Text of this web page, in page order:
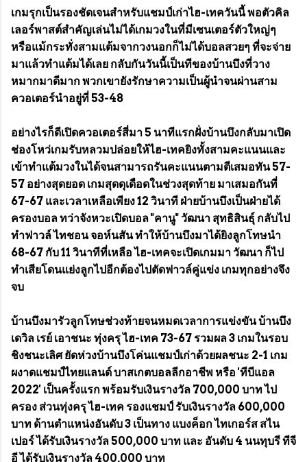
เกมรุกเป็นรองชัดเจนสำหรับแชมป์เก่าไฮ-เทควันนี้ พอตัวคิล
เลอร์พาสต์สำคัญเล่นไม่ได้เกมวงในที่มีเซนเตอร์ตัวใหญ่ๆ
หรือแม้กระทั่งสามแต้มจากวงนอกก็ไม่ได้บอลสวยๆ ที่จะจ่าย
มาแล้วทำแต้มได้เลย กลับกันวันนี้เป็นทีของบ้านบึงที่วาง
หมากมาดีมาก พวกเขายังรักษาความเป็นผู้นำจนผ่านสาม
ควอเตอร์นำอยู่ที่ 53-48
อย่างไรก็ดีเปิดควอเตอร์สี่มา 5 นาทีแรกฝั่งบ้านบึงกลับมาเปิด
ช่องโหว่เกมรับหลวมปล่อยให้ไฮ-เทคยิงทั้งสามคะแนนและ
เข้าทำแต้มวงในได้จนสามารถรันคะแนนตามตีเสมอทัน 57-
57 อย่างสุดยอด เกมสุดดุเดือดในช่วงสุดท้าย มาเสมอกันที่
67-67 และเวลาเหลือเพียง 12 วินาที ฝ่ายบ้านบึงเป็นฝ่ายได้
ครองบอล ทว่าจังหวะเปิดบอล "คานู" วัฒนา สุทธิสินธุ์ กลับไป
ทำฟาวล์ ไทชอน จอห์นสัน ทำให้บ้านบึงมาได้ยิงลูกโทษ​นำ
68-67 กับ​ 11 วินาทีที่เหลือ ไฮ-เทคจะเปิดเกมมา วัฒนา ก็ไป
ทำเสียโดนแย่งลูกไปอีกต้องไปตัดฟาวล์คู่แข่ง เกมทุกอย่างจึง
จบ
บ้านบึงมารัวลูกโทษช่วงท้ายจนหมดเวลาการแข่งขัน บ้านบึง
เดวิล เรย์ เอาชนะ ทุ่งครุ​ ไฮ-เทค​ 73-67 รวมผล 3 เกมในรอบ
ชิงชนะเลิศ ยัดห่วงบ้านบึงโค่นแชมป์เก่าด้วยผลชนะ 2-1 เกม
ผงาดแชมป์ไทยแลนด์ บาสเกตบอลลีกอาชีพ หรือ 'ทีบีแอล
2022' เป็นครั้งแรก พร้อมรับเงินรางวัล 700,000 บาท ไป
ครอง ส่วนทุ่งครุ​ ไฮ-เทค​ รองแชมป์ รับเงินรางวัล 600,000
บาท ด้านตำแหน่งอันดับ 3 เป็นทาง แบงค็อก ไทเกอร์ส สไน
เปอร์ ได้รับเงินรางวัล 500,000 บาท และ อันดับ 4 นนทุบรี ทีจี
อี ได้รับเงินรางวัล 400,000 บาท